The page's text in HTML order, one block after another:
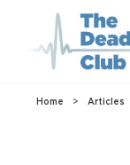
Home > Articles